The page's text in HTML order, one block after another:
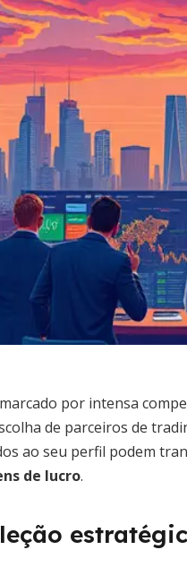
por intensa
de parceiros de
ao seu perfil podem
de lucro.